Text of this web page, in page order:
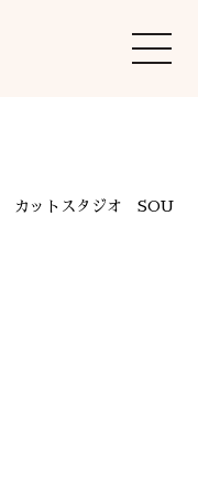
カットスタジオ SOU